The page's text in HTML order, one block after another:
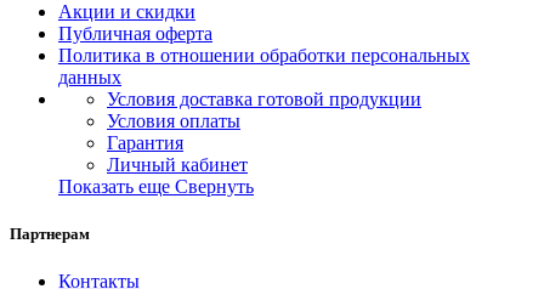
Акции и скидки
Публичная оферта
Политика в отношении обработки персональных
данных
Условия доставка готовой продукции
Условия оплаты
Гарантия
Личный кабинет
Показать еще Свернуть
Партнерам
Контакты